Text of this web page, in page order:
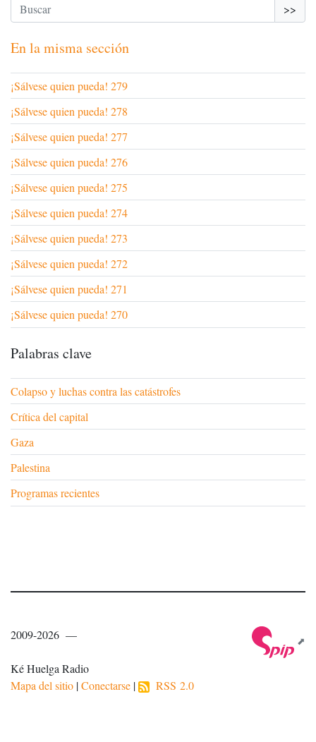
>>
En la misma sección
¡Sálvese quien pueda! 279
¡Sálvese quien pueda! 278
¡Sálvese quien pueda! 277
¡Sálvese quien pueda! 276
¡Sálvese quien pueda! 275
¡Sálvese quien pueda! 274
¡Sálvese quien pueda! 273
¡Sálvese quien pueda! 272
¡Sálvese quien pueda! 271
¡Sálvese quien pueda! 270
Palabras clave
Colapso y luchas contra las catástrofes
Crítica del capital
Gaza
Palestina
Programas recientes
2009-2026 —
Ké Huelga Radio
Mapa del sitio |Conectarse | RSS 2.0